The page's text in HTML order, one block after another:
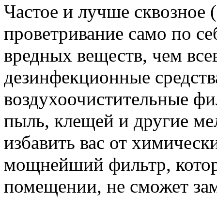
Частое и лучше сквозное
проветривание само по
вредных веществ, чем
дезинфекционные
воздухоочистительные
пыль, клещей и другие
избавить вас от
мощнейший фильтр,
помещении, не сможет